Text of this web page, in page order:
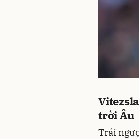
trời Âu
Trái